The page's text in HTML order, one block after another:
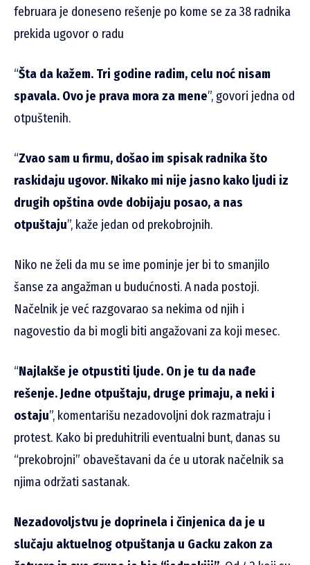
februara je doneseno rešenje po kome se za 38 radnika
prekida ugovor o radu
“Šta da kažem. Tri godine radim, celu noć nisam
spavala. Ovo je prava mora za mene”, govori jedna od
otpuštenih.
“Zvao sam u firmu, došao im spisak radnika što
raskidaju ugovor. Nikako mi nije jasno kako ljudi iz
drugih opština ovde dobijaju posao, a nas
otpuštaju”, kaže jedan od prekobrojnih.
Niko ne želi da mu se ime pominje jer bi to smanjilo
šanse za angažman u budućnosti. A nada postoji.
Načelnik je već razgovarao sa nekima od njih i
nagovestio da bi mogli biti angažovani za koji mesec.
“Najlakše je otpustiti ljude. On je tu da nađe
rešenje. Jedne otpuštaju, druge primaju, a neki i
ostaju”, komentarišu nezadovoljni dok razmatraju i
protest. Kako bi preduhitrili eventualni bunt, danas su
“prekobrojni” obaveštavani da će u utorak načelnik sa
njima održati sastanak.
Nezadovoljstvu je doprinela i činjenica da je u
slučaju aktuelnog otpuštanja u Gacku zakon za